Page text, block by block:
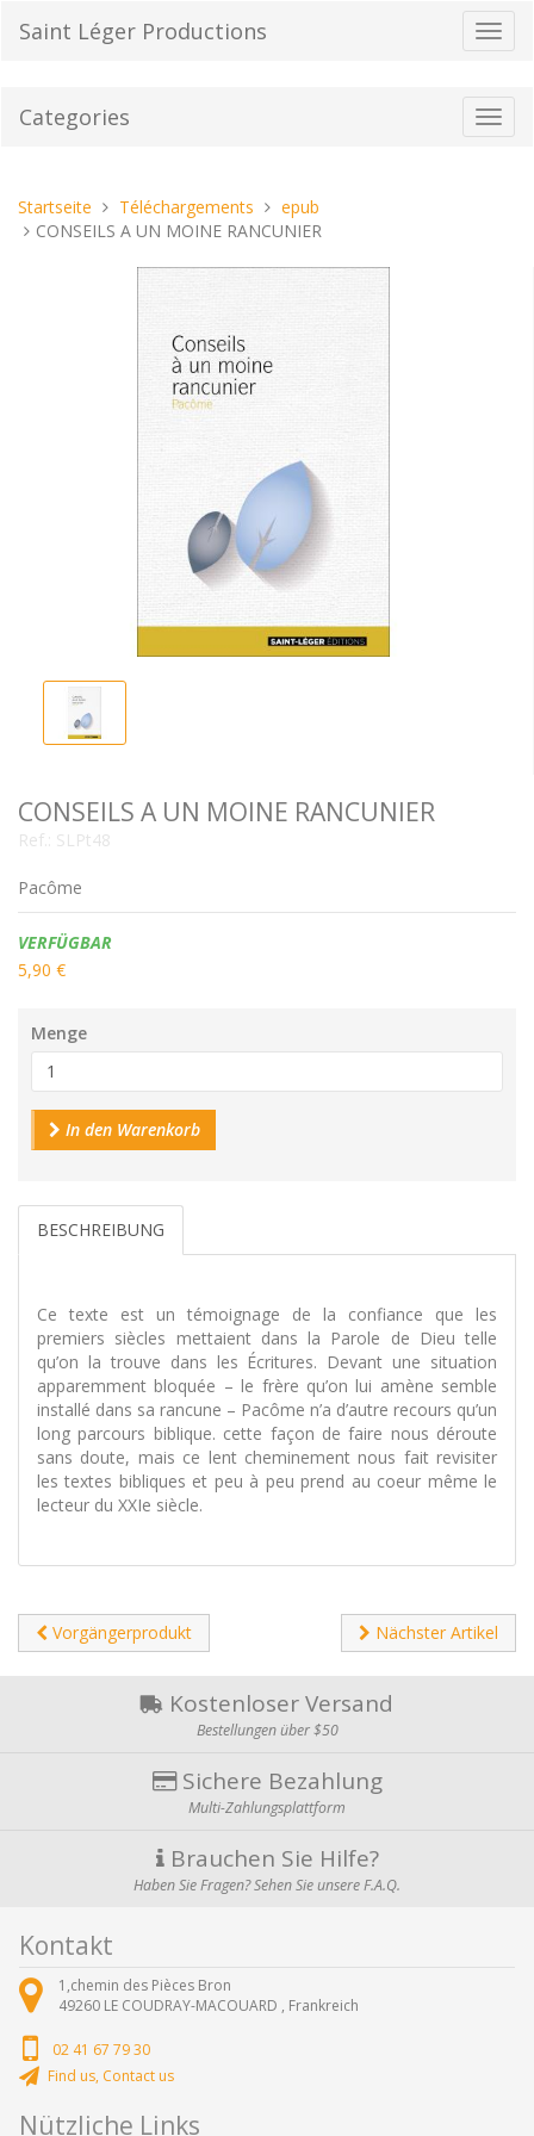
zumSaint Léger Productions
Categories
Sie
sind
Startseite Téléchargements
epub
CONSEILS A UN MOINE RANCUNIER
CONSEILS A UN MOINE RANCUNIER
Ref.: SLPt48
Pacôme
Verfügbarkeit:
VERFÜGBAR
5,90 €
Menge
In den Warenkorb
BESCHREIBUNG
Ce texte est un témoignage de la confiance que les
premiers siècles mettaient dans la Parole de Dieu telle
qu’on la trouve dans les Écritures. Devant une situation
apparemment bloquée – le frère qu’on lui amène semble
installé dans sa rancune – Pacôme n’a d’autre recours qu’un
long parcours biblique. cette façon de faire nous déroute
sans doute, mais ce lent cheminement nous fait revisiter
les textes bibliques et peu à peu prend au coeur même le
lecteur du XXIe siècle.
Vorgängerprodukt Nächster Artikel
Kostenloser Versand
Bestellungen über $50
Sichere Bezahlung
Multi-Zahlungsplattform
Brauchen Sie Hilfe?
Haben Sie Fragen? Sehen Sie unsere F.A.Q.
Kontakt
1,chemin des Pièces Bron
49260 LE COUDRAY-MACOUARD , Frankreich
02 41 67 79 30
Find us, Contact us
Nützliche Links